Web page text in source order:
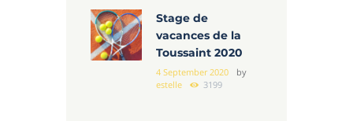
Stage de
vacances de la
Toussaint 2020
4 September 2020
by
estelle
3199